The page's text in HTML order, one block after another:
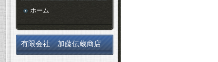
ホーム
有限会社 加藤伝蔵商店